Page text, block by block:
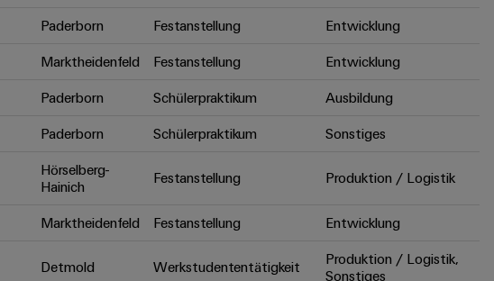
Paderborn Festanstellung
Entwicklung
Marktheidenfeld Festanstellung
Entwicklung
Paderborn Schülerpraktikum
Ausbildung
Paderborn Schülerpraktikum Sonstiges
Hörselberg-
Hainich
Festanstellung Produktion / Logistik
Marktheidenfeld Festanstellung Entwicklung
Detmold Werkstudententätigkeit
Produktion / Logistik,
Sonstiges